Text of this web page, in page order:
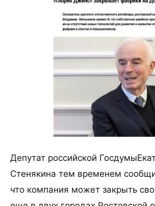
Депутат российской
Стенякина тем временем
что компания может закрыть